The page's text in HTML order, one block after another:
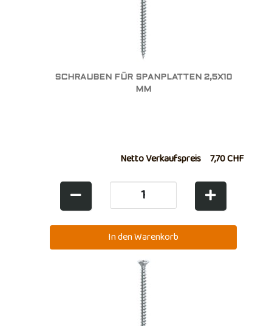
SCHRAUBEN FÜR SPANPLATTEN 2,5X10
MM
Netto Verkaufspreis 7,70 CHF